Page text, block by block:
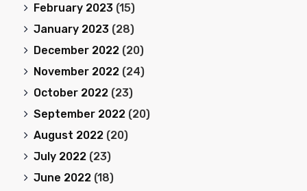
February 2023 (15)
January 2023 (28)
December 2022 (20)
November 2022 (24)
October 2022 (23)
September 2022 (20)
August 2022 (20)
July 2022 (23)
June 2022 (18)